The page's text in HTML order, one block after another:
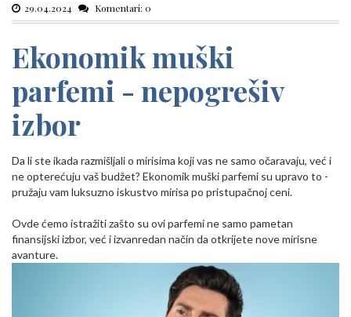
29.04.2024 Komentari: 0
Ekonomik muški
parfemi - nepogrešiv
izbor
Da li ste ikada razmišljali o mirisima koji vas ne samo očaravaju, već i
ne opterećuju vaš budžet? Ekonomik muški parfemi su upravo to -
pružaju vam luksuzno iskustvo mirisa po pristupačnoj ceni.
Ovde ćemo istražiti zašto su ovi parfemi ne samo pametan
finansijski izbor, već i izvanredan način da otkrijete nove mirisne
avanture.